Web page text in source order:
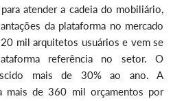
atender a cadeia do mobiliário,
da plataforma no mercado
mil arquitetos usuários e vem se
referência no setor. O
mais de 30% ao ano. A
mais de 360 mil orçamentos por